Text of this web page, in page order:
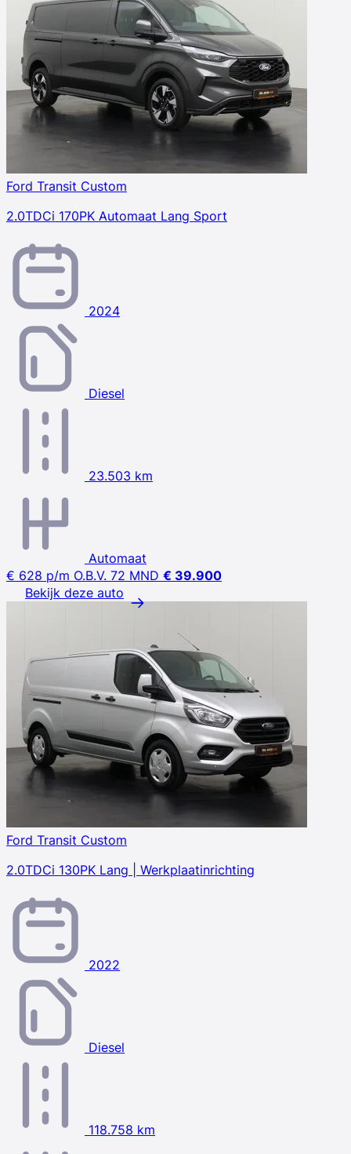
Ford Transit Custom
2.0TDCi 170PK Automaat Lang Sport
2024
Diesel
23.503 km
Automaat
€ 628 p/m O.B.V. 72 MND € 39.900
Bekijk deze auto
Ford Transit Custom
2.0TDCi 130PK Lang | Werkplaatinrichting
2022
Diesel
118.758 km